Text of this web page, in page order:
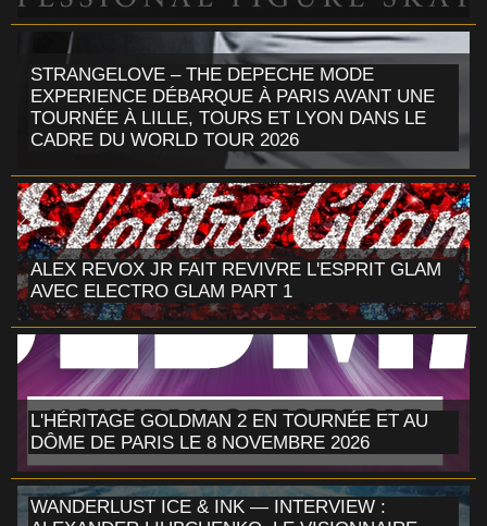
STRANGELOVE – THE DEPECHE MODE
EXPERIENCE DÉBARQUE À PARIS AVANT UNE
TOURNÉE À LILLE, TOURS ET LYON DANS LE
CADRE DU WORLD TOUR 2026
ALEX REVOX JR FAIT REVIVRE L'ESPRIT GLAM
AVEC ELECTRO GLAM PART 1
L'HÉRITAGE GOLDMAN 2 EN TOURNÉE ET AU
DÔME DE PARIS LE 8 NOVEMBRE 2026
WANDERLUST ICE & INK — INTERVIEW :